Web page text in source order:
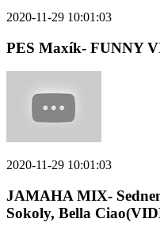
2020-11-29 10:01:03
PES Maxík- FUNNY
2020-11-29 10:01:03
JAMAHA MIX-
Sokoly, Bella